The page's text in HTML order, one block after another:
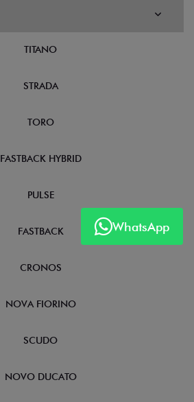
WhatsApp
TITANO
STRADA
TORO
FASTBACK HYBRID
PULSE
FASTBACK
CRONOS
NOVA FIORINO
SCUDO
NOVO DUCATO